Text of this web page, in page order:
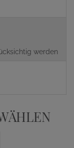
werden